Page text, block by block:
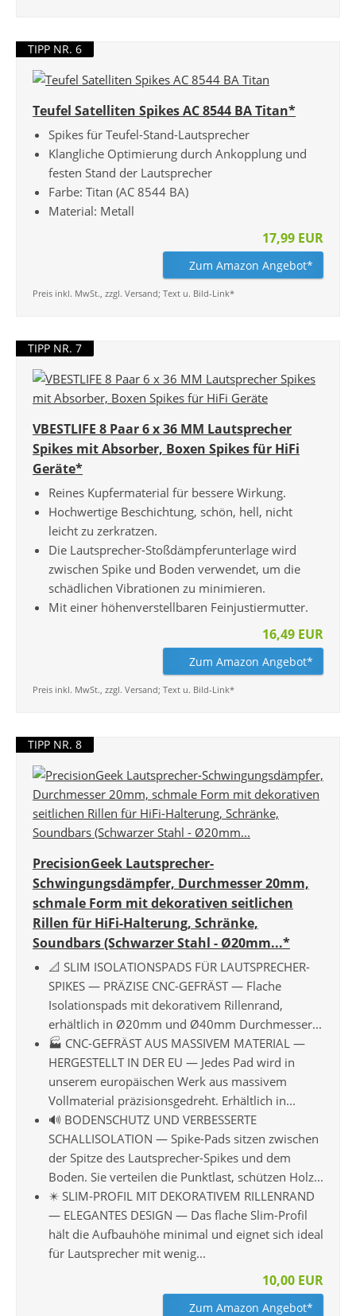
TIPP NR. 6
Teufel Satelliten Spikes AC 8544 BA Titan*
Spikes für Teufel-Stand-Lautsprecher
Klangliche Optimierung durch Ankopplung und
festen Stand der Lautsprecher
Farbe: Titan (AC 8544 BA)
Material: Metall
17,99 EUR
Zum Amazon Angebot*
Preis inkl. MwSt., zzgl. Versand; Text u. Bild-Link*
TIPP NR. 7
VBESTLIFE 8 Paar 6 x 36 MM Lautsprecher
Spikes mit Absorber, Boxen Spikes für HiFi
Geräte*
Reines Kupfermaterial für bessere Wirkung.
Hochwertige Beschichtung, schön, hell, nicht
leicht zu zerkratzen.
Die Lautsprecher-Stoßdämpferunterlage wird
zwischen Spike und Boden verwendet, um die
schädlichen Vibrationen zu minimieren.
Mit einer höhenverstellbaren Feinjustiermutter.
16,49 EUR
Zum Amazon Angebot*
Preis inkl. MwSt., zzgl. Versand; Text u. Bild-Link*
TIPP NR. 8
PrecisionGeek Lautsprecher-
Schwingungsdämpfer, Durchmesser 20mm,
schmale Form mit dekorativen seitlichen
Rillen für HiFi-Halterung, Schränke,
Soundbars (Schwarzer Stahl - Ø20mm...*
📐 SLIM ISOLATIONSPADS FÜR LAUTSPRECHER-
SPIKES — PRÄZISE CNC-GEFRÄST — Flache
Isolationspads mit dekorativem Rillenrand,
erhältlich in Ø20mm und Ø40mm Durchmesser...
🏭 CNC-GEFRÄST AUS MASSIVEM MATERIAL —
HERGESTELLT IN DER EU — Jedes Pad wird in
unserem europäischen Werk aus massivem
Vollmaterial präzisionsgedreht. Erhältlich in...
🔊 BODENSCHUTZ UND VERBESSERTE
SCHALLISOLATION — Spike-Pads sitzen zwischen
der Spitze des Lautsprecher-Spikes und dem
Boden. Sie verteilen die Punktlast, schützen Holz...
✴️ SLIM-PROFIL MIT DEKORATIVEM RILLENRAND
— ELEGANTES DESIGN — Das flache Slim-Profil
hält die Aufbauhöhe minimal und eignet sich ideal
für Lautsprecher mit wenig...
10,00 EUR
Zum Amazon Angebot*